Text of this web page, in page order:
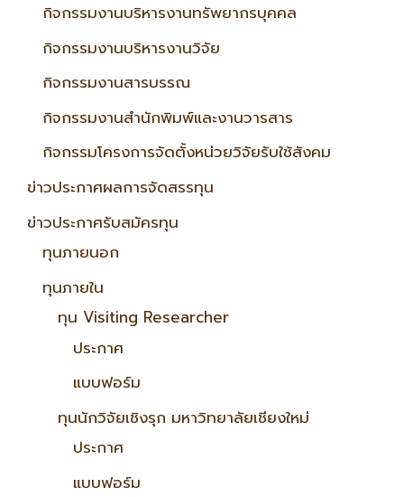
กิจกรรมงานบริหารงานทรัพยากรบุคคล
กิจกรรมงานบริหารงานวิจัย
กิจกรรมงานสารบรรณ
กิจกรรมงานสำนักพิมพ์และงานวารสาร
กิจกรรมโครงการจัดตั้งหน่วยวิจัยรับใช้สังคม
ข่าวประกาศผลการจัดสรรทุน
ข่าวประกาศรับสมัครทุน
ทุนภายนอก
ทุนภายใน
ทุน Visiting Researcher
ประกาศ
แบบฟอร์ม
ทุนนักวิจัยเชิงรุก มหาวิทยาลัยเชียงใหม่
ประกาศ
แบบฟอร์ม